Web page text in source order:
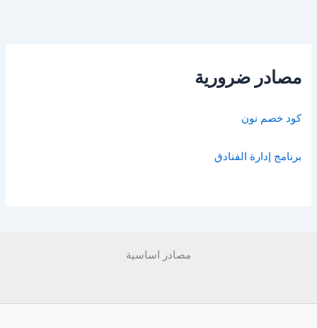
مصادر ضرورية
كود خصم نون
برنامج إدارة الفنادق
مصادر اساسية